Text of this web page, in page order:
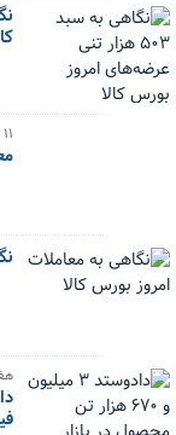
۱۱ مرداد ماه ثبت شد؛
معامله